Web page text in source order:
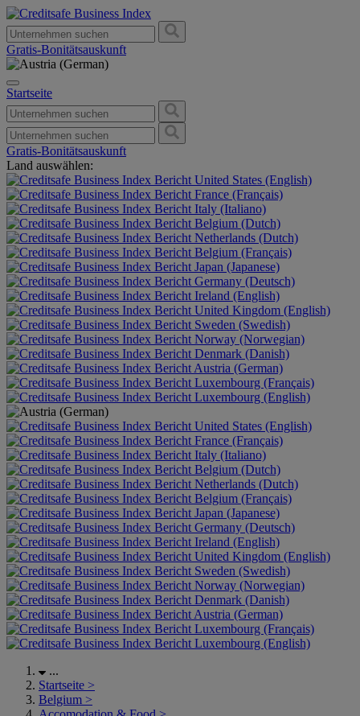
Gratis-Bonitätsauskunft
Startseite
Gratis-Bonitätsauskunft
Land auswählen:
United States (English)
France (Français)
Italy (Italiano)
Belgium (Dutch)
Netherlands (Dutch)
Belgium (Français)
Japan (Japanese)
Germany (Deutsch)
Ireland (English)
United Kingdom (English)
Sweden (Swedish)
Norway (Norwegian)
Denmark (Danish)
Austria (German)
Luxembourg (Français)
Luxembourg (English)
United States (English)
France (Français)
Italy (Italiano)
Belgium (Dutch)
Netherlands (Dutch)
Belgium (Français)
Japan (Japanese)
Germany (Deutsch)
Ireland (English)
United Kingdom (English)
Sweden (Swedish)
Norway (Norwegian)
Denmark (Danish)
Austria (German)
Luxembourg (Français)
Luxembourg (English)
...
Startseite >
Belgium >